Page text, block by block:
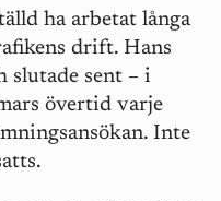
ha arbetat långa
drift. Hans
slutade sent – i
övertid varje
Inte